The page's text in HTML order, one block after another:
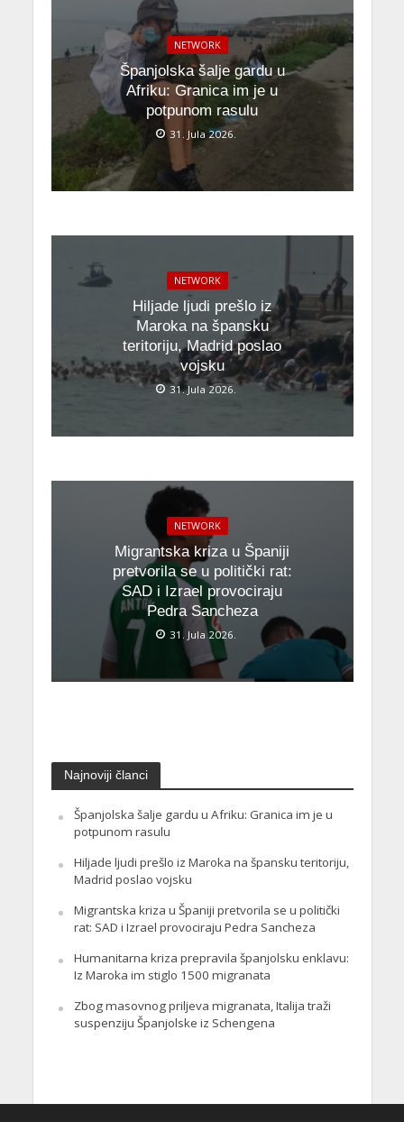
NETWORK
Španjolska šalje gardu u
Afriku: Granica im je u
potpunom rasulu
31. Jula 2026.
NETWORK
Hiljade ljudi prešlo iz
Maroka na špansku
teritoriju, Madrid poslao
vojsku
31. Jula 2026.
NETWORK
Migrantska kriza u Španiji
pretvorila se u politički rat:
SAD i Izrael provociraju
Pedra Sancheza
31. Jula 2026.
Najnoviji članci
Španjolska šalje gardu u Afriku: Granica im je u
potpunom rasulu
Hiljade ljudi prešlo iz Maroka na špansku teritoriju,
Madrid poslao vojsku
Migrantska kriza u Španiji pretvorila se u politički
rat: SAD i Izrael provociraju Pedra Sancheza
Humanitarna kriza prepravila španjolsku enklavu:
Iz Maroka im stiglo 1500 migranata
Zbog masovnog priljeva migranata, Italija traži
suspenziju Španjolske iz Schengena